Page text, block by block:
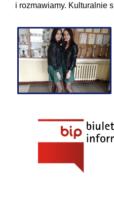
i rozmawiamy. Kulturalnie